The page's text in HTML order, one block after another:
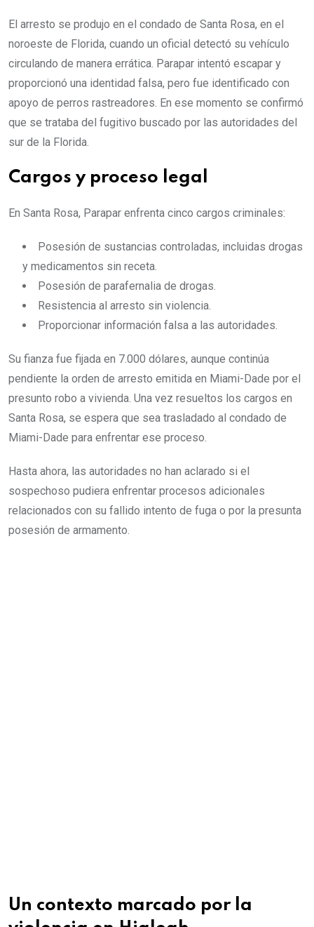
El arresto se produjo en el condado de Santa Rosa, en el
noroeste de Florida, cuando un oficial detectó su vehículo
circulando de manera errática. Parapar intentó escapar y
proporcionó una identidad falsa, pero fue identificado con
apoyo de perros rastreadores. En ese momento se confirmó
que se trataba del fugitivo buscado por las autoridades del
sur de la Florida.
Cargos y proceso legal
En Santa Rosa, Parapar enfrenta cinco cargos criminales:
Posesión de sustancias controladas, incluidas drogas
y medicamentos sin receta.
Posesión de parafernalia de drogas.
Resistencia al arresto sin violencia.
Proporcionar información falsa a las autoridades.
Su fianza fue fijada en 7.000 dólares, aunque continúa
pendiente la orden de arresto emitida en Miami-Dade por el
presunto robo a vivienda. Una vez resueltos los cargos en
Santa Rosa, se espera que sea trasladado al condado de
Miami-Dade para enfrentar ese proceso.
Hasta ahora, las autoridades no han aclarado si el
sospechoso pudiera enfrentar procesos adicionales
relacionados con su fallido intento de fuga o por la presunta
posesión de armamento.
Un contexto marcado por la